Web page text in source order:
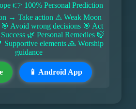
👉 100% Personal Prediction
→ Take action ⚠ Weak Moon
Avoid wrong decisions 🎯 Act
🌿 Personal Remedies 🍃
Supportive elements 🙏 Worship
guidance
📱 Android App